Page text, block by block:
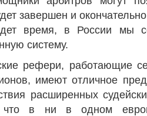
завершен и
время, в России мы
систему.
рефери, работающие
имеют отличное
расширенных
что в ни в одном